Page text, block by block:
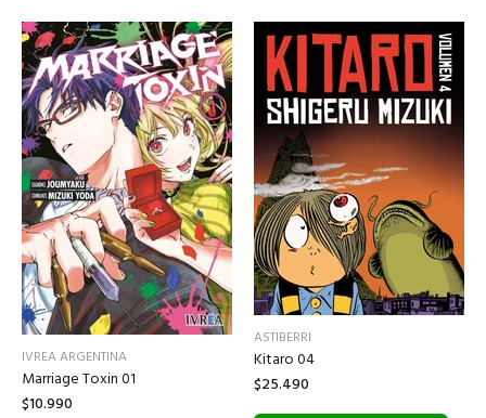
IVREA ARGENTINA
Marriage Toxin 01
$10.990
ASTIBERRI
Kitaro 04
$25.490